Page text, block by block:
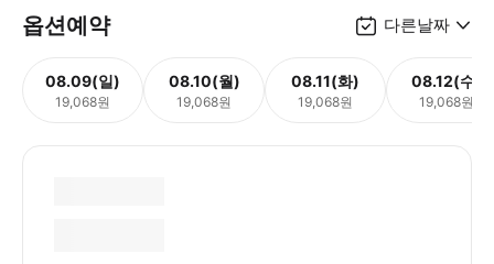
옵션예약 다른날짜
08.09(일)
19,068원
08.10(월)
19,068원
08.11(화)
19,068원
08.12(수)
19,068원